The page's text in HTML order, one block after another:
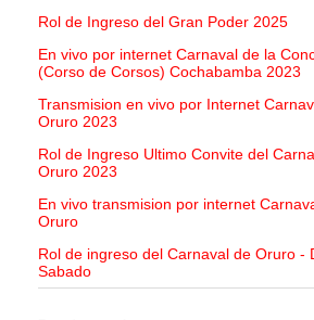
Rol de Ingreso del Gran Poder 2025
En vivo por internet Carnaval de la
(Corso de Corsos) Cochabamba 2023
Transmision en vivo por Internet
Oruro 2023
Rol de Ingreso Ultimo Convite del
Oruro 2023
En vivo transmision por internet
Oruro
Rol de ingreso del Carnaval de Oruro -
Sabado